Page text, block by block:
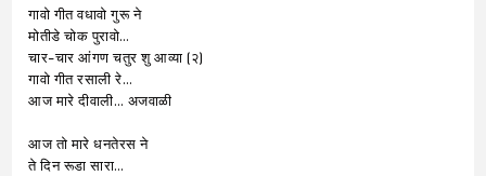
गावो गीत वधावो गुरू ने
मोतीडे चोक पुरावो…
चार-चार आंगण चतुर शु आव्या (२)
गावो गीत रसाली रे…
आज मारे दीवाली… अजवाळी
आज तो मारे धनतेरस ने
ते दिन रूडा सारा…